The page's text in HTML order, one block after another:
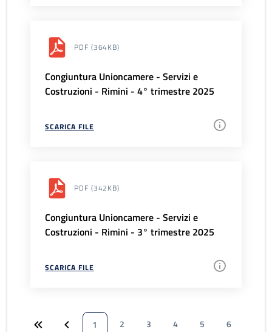
PDF (364KB)
Congiuntura Unioncamere - Servizi e
Costruzioni - Rimini - 4° trimestre 2025
SCARICA FILE
PDF (342KB)
Congiuntura Unioncamere - Servizi e
Costruzioni - Rimini - 3° trimestre 2025
SCARICA FILE
1 2 3 4 5
6